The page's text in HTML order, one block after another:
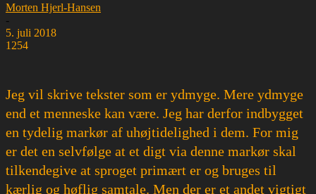
Morten Hjerl-Hansen
-
5. juli 2018
1254
Jeg vil skrive tekster som er ydmyge. Mere ydmyge
end et menneske kan være. Jeg har derfor indbygget
en tydelig markør af uhøjtidelighed i dem. For mig
er det en selvfølge at et digt via denne markør skal
tilkendegive at sproget primært er og bruges til
kærlig og høflig samtale. Men der er et andet vigtigt